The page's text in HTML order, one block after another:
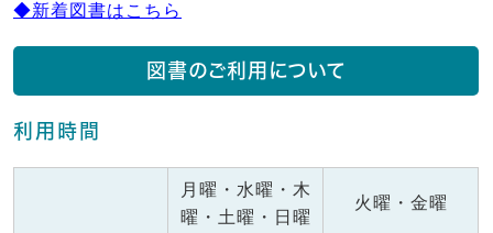
◆新着図書はこちら
図書のご利用について
利用時間
月曜・水曜・木
曜・土曜・日曜
火曜・金曜